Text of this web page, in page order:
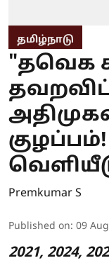
தமிழ்நாடு
"தவெக
Premkumar S
Published on: 09
2021, 2024,